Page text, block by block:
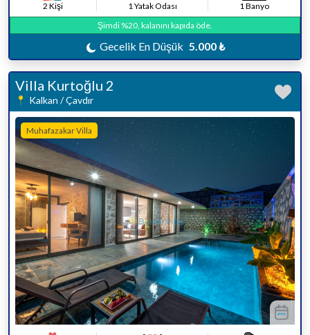
2 Kişi 1 Yatak Odası
1 Banyo
Şimdi %20, kalanını kapıda öde.
Gecelik En Düşük 5.000 ₺
Villa Kurtoğlu 2
Kalkan / Çavdır
Muhafazakar Villa